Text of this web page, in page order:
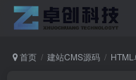
首页 建站CMS源码